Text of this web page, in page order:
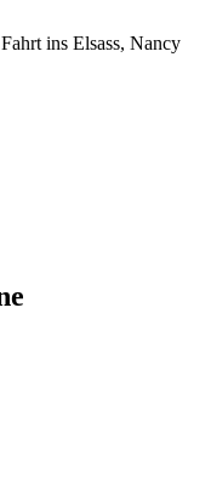
ins Elsass, Nancy